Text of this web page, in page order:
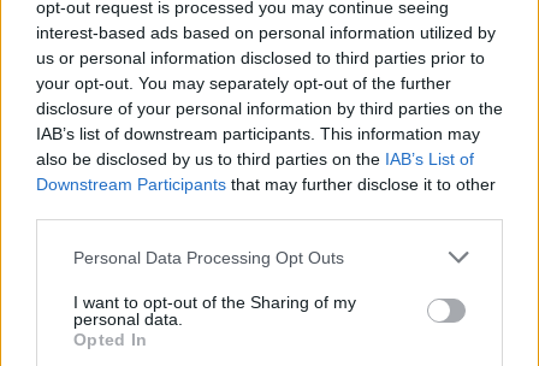
opt-out request is processed you may continue seeing
interest-based ads based on personal information utilized by
us or personal information disclosed to third parties prior to
your opt-out. You may separately opt-out of the further
disclosure of your personal information by third parties on the
IAB’s list of downstream participants. This information may
also be disclosed by us to third parties on the IAB’s List of
Downstream Participants that may further disclose it to other
Personal Data Processing Opt Outs
I want to opt-out of the Sharing of my
personal data.
Opted In
valószínűsíthető.
Ezekkel az "elfogo rakéta" rendszerekkel az a gondja az
oroszoknak,
hogy bármikor ÉSZREVÉTLENÜL kicserélhetőek támadó
atomtöltetűekre!
Egyébként minek szemetezel? A miértekre kerestem válaszokat.
Nem, nem szeretnék "orosz rendszert".
Nem szeretem ha ellenzékiek véletlenül kiesnek az ablakon, vagy
egy tea után élettelenül fordulnak le az asztalról!